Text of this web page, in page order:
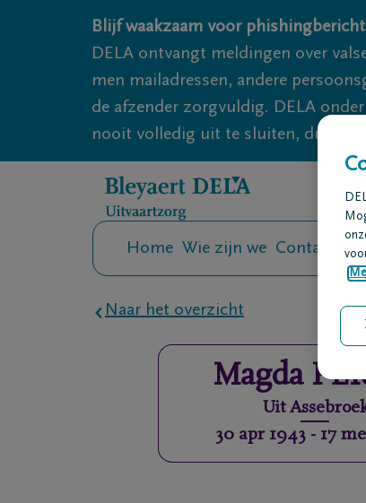
Overslaan en naar inhoud gaan
Blijf waakzaam voor
DELA ontvangt meldingen over
men mailadressen, andere
de afzender zorgvuldig. DELA
nooit volledig uit te sluiten, dus blijf
Home Wie zijn we Contact
Naar het overzicht
Magda
Uit
30 apr 1943- 17